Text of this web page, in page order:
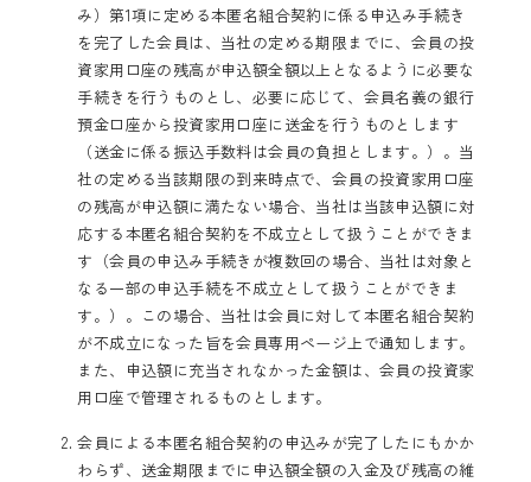
み）第1項に定める本匿名組合契約に係る申込み手続き
を完了した会員は、当社の定める期限までに、会員の投
資家用口座の残高が申込額全額以上となるように必要な
手続きを行うものとし、必要に応じて、会員名義の銀行
預金口座から投資家用口座に送金を行うものとします
（送金に係る振込手数料は会員の負担とします。）。当
社の定める当該期限の到来時点で、会員の投資家用口座
の残高が申込額に満たない場合、当社は当該申込額に対
応する本匿名組合契約を不成立として扱うことができま
す（会員の申込み手続きが複数回の場合、当社は対象と
なる一部の申込手続を不成立として扱うことができま
す。）。この場合、当社は会員に対して本匿名組合契約
が不成立になった旨を会員専用ページ上で通知します。
また、申込額に充当されなかった金額は、会員の投資家
用口座で管理されるものとします。
会員による本匿名組合契約の申込みが完了したにもかか
わらず、送金期限までに申込額全額の入金及び残高の維